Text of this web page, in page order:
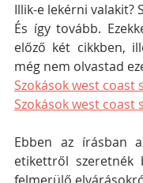
Illik-e lekérni valakit?
És így tovább.
előző két cikkben,
még nem olvastad
Szokások west coast
Szokások west coast
Ebben az írásban
etikettről szeretnék